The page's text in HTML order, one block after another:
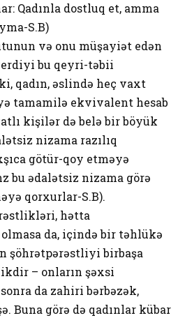
Qadınla dostluq et, amma
S.B)
və onu müşayiət edən
bu qeyri-təbii
qadın, əslində heç vaxt
tamamilə ekvivalent hesab
kişilər də belə bir böyük
nizama razılıq
götür-qoy etməyə
bu ədalətsiz nizama görə
qorxurlar-S.B).
hətta
da, içində bir təhlükə
şöhrətpərəstliyi birbaşa
– onların şəxsi
da zahiri bərbəzək,
Buna görə də qadınlar kübar